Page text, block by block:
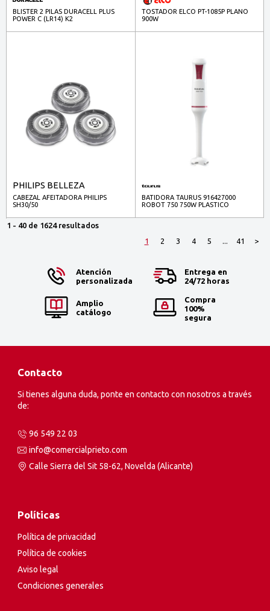
BLISTER 2 PILAS DURACELL PLUS
POWER C (LR14) K2
TOSTADOR ELCO PT-1085P PLANO
900W
PHILIPS BELLEZA
CABEZAL AFEITADORA PHILIPS
SH30/50
BATIDORA TAURUS 916427000
ROBOT 750 750W PLASTICO
1 - 40 de 1624 resultados
1
2 3 4 5 ... 41 >
Atención
personalizada
Entrega en
24/72 horas
Amplio
catálogo
Compra
100%
segura
Contacto
Si tienes alguna duda, ponte en contacto con nosotros a través
de:
96 549 22 03
info@comercialprieto.com
Calle Sierra del Sit 58-62, Novelda (Alicante)
Políticas
Política de privacidad
Política de cookies
Aviso legal
Condiciones generales